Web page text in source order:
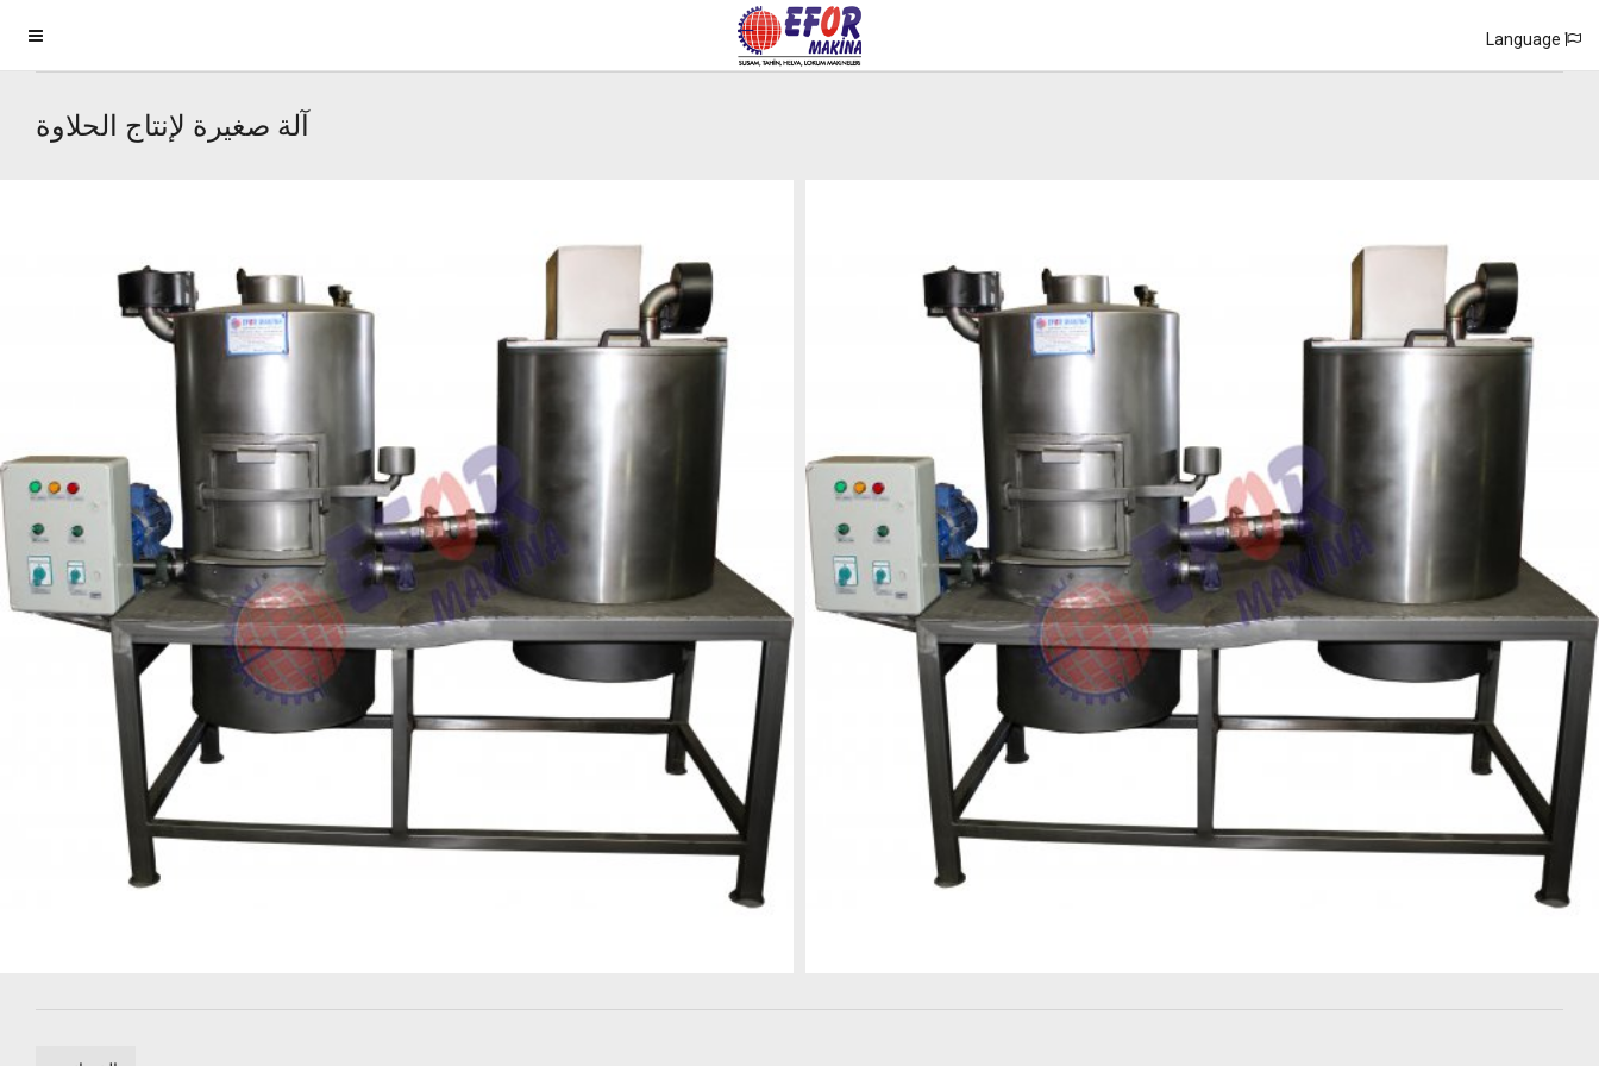
Language
آلة صغيرة لإنتاج الحلاوة